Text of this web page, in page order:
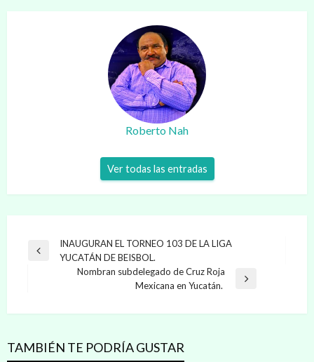
Roberto Nah
Ver todas las entradas
Navegación
Entrada
INAUGURAN EL TORNEO 103 DE LA LIGA
YUCATÁN DE BEISBOL.
Nombran subdelegado de Cruz Roja
Mexicana en Yucatán.
TAMBIÉN TE PODRÍA GUSTAR